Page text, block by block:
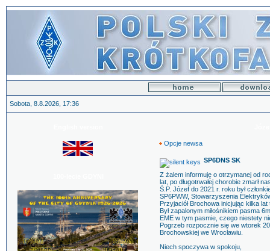
Sobota, 8.8.2026, 17:36
Opcje newsa
SP6DNS SK
Z żalem informuję o otrzymanej od
lat, po długotrwałej chorobie zmarł
Ś.P. Józef do 2021 r. roku był
SP6PWW, Stowarzyszenia
Przyjaciół Brochowa inicjując kilka
Był zapalonym miłośnikiem pasma
EME w tym pasmie, czego niestety
Pogrzeb rozpocznie się we wtorek
Brochowskiej we Wrocławiu.
Niech spoczywa w spokoju,